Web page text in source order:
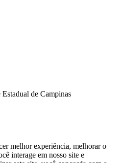
de Campinas
melhor experiência, melhorar o
interage em nosso site e